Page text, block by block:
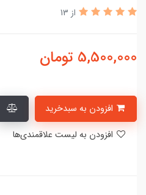
از 13
5,500,000 تومان